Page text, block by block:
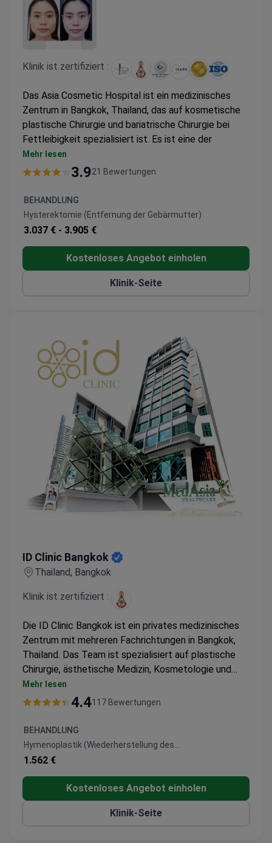
Klinik ist zertifiziert :
Das Asia Cosmetic Hospital ist ein medizinisches
Zentrum in Bangkok, Thailand, das auf kosmetische
plastische Chirurgie und bariatrische Chirurgie bei
Fettleibigkeit spezialisiert ist. Es ist eine der
führenden Einrichtungen für plastische Chirurgie in
Thailand und der Region Asien-Pazifik. Das Zentrum
Krankenhausakkreditierung und die renommierte
Akkreditierung der Joint Commission International
(JCI). Diese Qualifikationen spiegeln sein
den Bereichen Patientenversorgung, Sicherheit und
Qualität wider.
Das Krankenhaus verfügt über hochmoderne
Einrichtungen mit fortschrittlicher Technologie und
plastische Chirurgen alle Operationen unter Aufsicht
von Anästhesisten und Kardiologen durch, was zu
einer Komplikationsrate von 0 % bei den Patienten
nach der Operation führt.
Mehr lesen
3.921 Bewertungen
BEHANDLUNG
Hysterektomie (Entfernung der Gebärmutter)
3.037 € - 3.905 €
Kostenloses Angebot einholen
Klinik-Seite
ID Clinic Bangkok
Thailand, Bangkok
Klinik ist zertifiziert :
Die ID Clinic Bangkok ist ein privates medizinisches
Zentrum mit mehreren Fachrichtungen in Bangkok,
Thailand. Das Team ist spezialisiert auf plastische
Chirurgie, ästhetische Medizin, Kosmetologie und
Adipositaschirurgie. Zu den Erfolgen der Klinik zählen
unter anderem: 95 % bei Bruststraffungen, 95 % bei
Bauchdeckenstraffungen mit Stammzelltherapie. Die
ID Clinic Bangkok behandelt ausschließlich
Erwachsene. Jährlich entscheiden sich 4.000
Klinik. Am häufigsten kommen Patienten aus Europa,
dem Commonwealth, den Staaten der Arabischen
Liga, den USA, Kanada und Australien.
Mehr lesen
4.4117 Bewertungen
BEHANDLUNG
Hymenoplastik (Wiederherstellung des
Jungfernhäutchens)
1.562 €
Kostenloses Angebot einholen
Klinik-Seite